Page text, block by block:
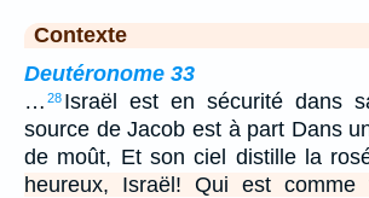
Contexte
Deutéronome 33
… 28 Israël est en sécurité dans
source de Jacob est à part Dans
de moût, Et son ciel distille la
heureux, Israël! Qui est